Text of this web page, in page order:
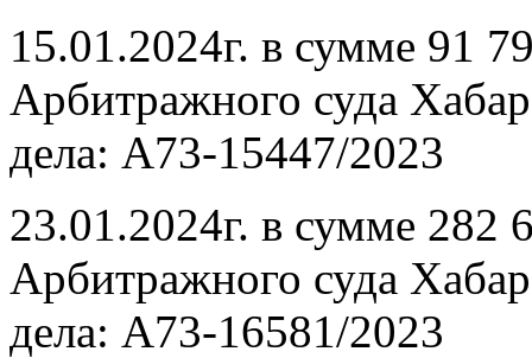
15.01.2024г. в сумме 91
Арбитражного суда
дела: А73-15447/2023
23.01.2024г. в сумме 282
Арбитражного суда
дела: А73-16581/2023